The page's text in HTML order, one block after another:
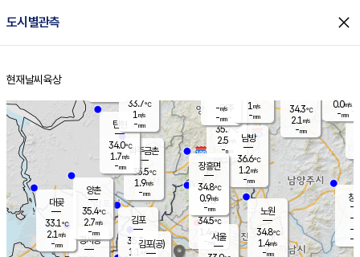
도시별관측 close
홈
현재날씨 육상
양주
35.7℃
2.5
-mm
경서동
파주금촌
35.5℃
1.9m/s
-mm
34.3℃
2.1 m/s
-mm
대곶
33.1℃
2.1 m/s
-mm
창
-
-m/
-
탄현
34.0℃
1.7m/s
-mm
0.0m/s
-mm
김포
35.3℃
1.1 m/s
양촌
35.4℃
2.7m/s
-mm
은평
34.5℃
1.4 m/s
- mm
노원
34.8℃
1.4m/s
-mm
남방
36.6℃
1.2m/s
-mm
장흥면
34.8℃
0.9m/s
-mm
-m/s
-mm
김포(공)
서울
33.7℃
1 m/s
-mm
1 m/s
-mm